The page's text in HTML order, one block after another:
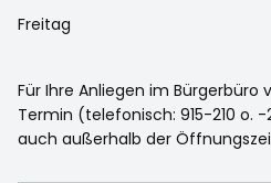
Freitag
Für Ihre Anliegen im Bürgerbüro
Termin (telefonisch: 915-210 o.
auch außerhalb der